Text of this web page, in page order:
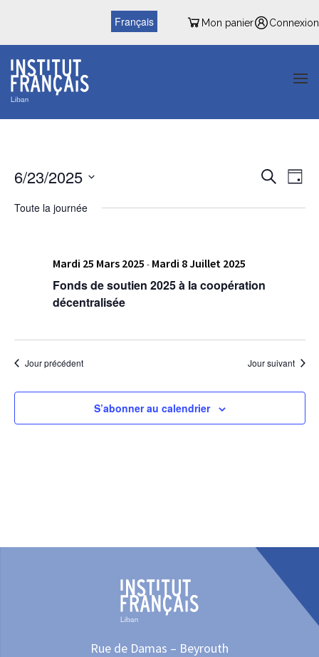
Mon panier Connexion
Français
et
Recherche
Jour
6/23/2025
une
Toute la journée
Mardi 25 Mars 2025 - Mardi 8 Juillet 2025
Fonds de soutien 2025 à la coopération
décentralisée
Jour précédent Jour suivant
S’abonner au calendrier
Rue de Damas – Beyrouth